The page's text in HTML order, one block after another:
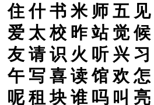
住 什 书 米 师 五 见
爱 太 校 昨 站 觉 候
友 请 识 火 听 兴 习
午 写 喜 读 馆 欢 怎
呢 租 块 谁 吗 叫 亮